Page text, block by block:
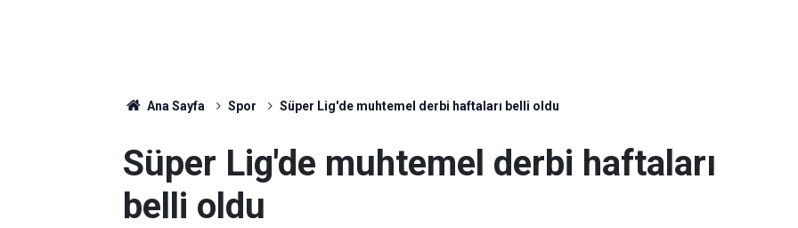
Ana Sayfa Spor Süper Lig'de muhtemel derbi haftaları belli oldu
Süper Lig'de muhtemel derbi haftaları
belli oldu